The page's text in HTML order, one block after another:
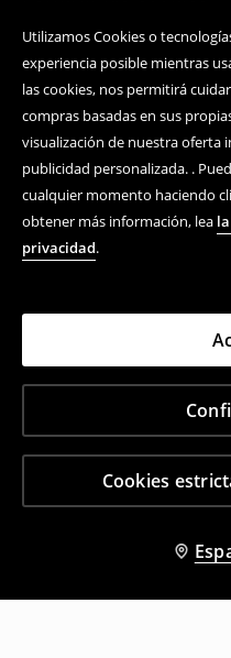
Utilizamos Cookies o
experiencia posible mientras
las cookies, nos permitirá
compras basadas en sus
visualización de nuestra oferta
publicidad personalizada. .
cualquier momento haciendo
obtener más información, lea
privacidad.
Cookies